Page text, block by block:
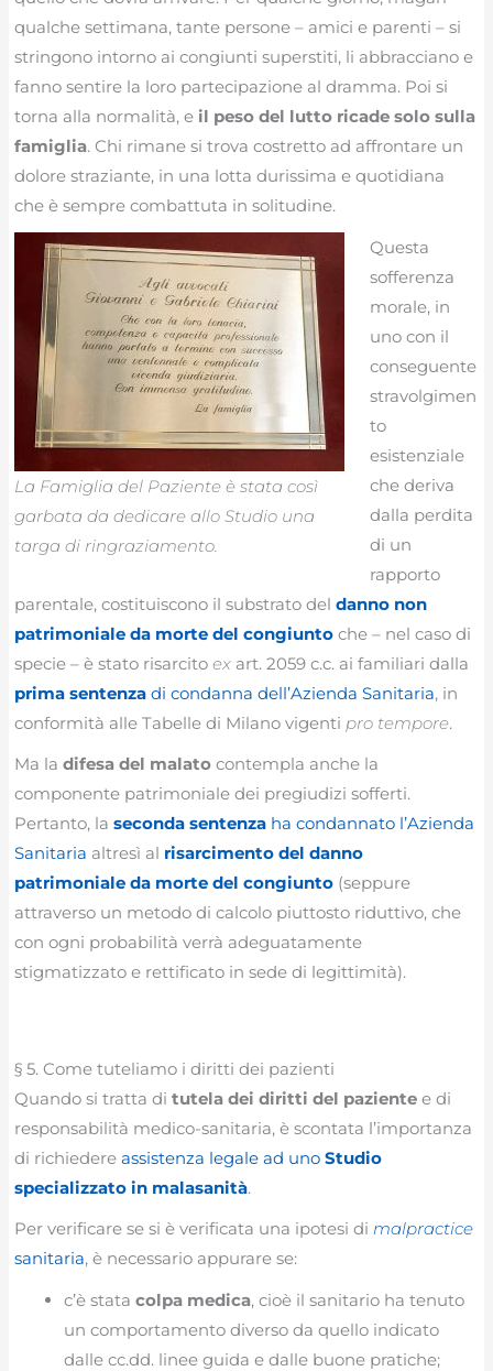
qualche settimana, tante persone – amici e parenti – si
stringono intorno ai congiunti superstiti, li abbracciano e
fanno sentire la loro partecipazione al dramma. Poi si
torna alla normalità, e il peso del lutto ricade solo sulla
famiglia. Chi rimane si trova costretto ad affrontare un
dolore straziante, in una lotta durissima e quotidiana
che è sempre combattuta in solitudine.
La Famiglia del Paziente è stata così
garbata da dedicare allo Studio una
targa di ringraziamento.
Questa
sofferenza
morale, in
uno con il
conseguente
stravolgimen
to
esistenziale
che deriva
dalla perdita
di un
rapporto
parentale, costituiscono il substrato deldanno non
patrimoniale da morte del congiunto che – nel caso di
specie – è stato risarcitoex art. 2059 c.c. ai familiari dalla
prima sentenza di condanna dell’Azienda Sanitaria, in
conformità alle Tabelle di Milano vigenti pro tempore.
Ma ladifesa del malato contempla anche la
componente patrimoniale dei pregiudizi sofferti.
Pertanto, laseconda sentenza ha condannato l’Azienda
Sanitaria altresì al risarcimento del danno
patrimoniale da morte del congiunto (seppure
attraverso un metodo di calcolo piuttosto riduttivo, che
con ogni probabilità verrà adeguatamente
stigmatizzato e rettificato in sede di legittimità).
§ 5. Come tuteliamo i diritti dei pazienti
Quando si tratta ditutela dei diritti del paziente e di
responsabilità medico-sanitaria, è scontata l’importanza
di richiedereassistenza legale ad unoStudio
specializzato in malasanità.
Per verificare se si è verificata una ipotesi dimalpractice
sanitaria, è necessario appurare se:
c’è statacolpa medica, cioè il sanitario ha tenuto
un comportamento diverso da quello indicato
dalle cc.dd. linee guida e dalle buone pratiche;